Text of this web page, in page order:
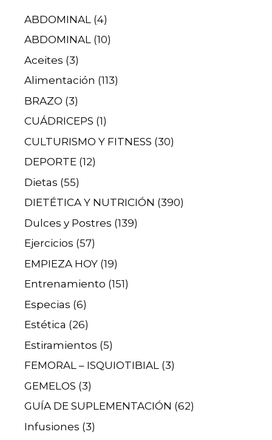
ABDOMINAL (4)
ABDOMINAL (10)
Aceites (3)
Alimentación (113)
BRAZO (3)
CUÁDRICEPS (1)
CULTURISMO Y FITNESS (30)
DEPORTE (12)
Dietas (55)
DIETÉTICA Y NUTRICIÓN (390)
Dulces y Postres (139)
Ejercicios (57)
EMPIEZA HOY (19)
Entrenamiento (151)
Especias (6)
Estética (26)
Estiramientos (5)
FEMORAL – ISQUIOTIBIAL (3)
GEMELOS (3)
GUÍA DE SUPLEMENTACIÓN (62)
Infusiones (3)